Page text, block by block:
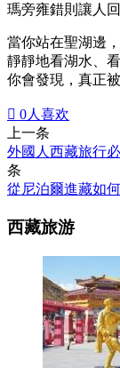
瑪旁雍錯則讓人
當你站在聖湖邊
靜靜地看湖水、
你會發現，真正
 0人喜欢
上一条
外國人西藏旅行
条
從尼泊爾進藏如
西藏旅游